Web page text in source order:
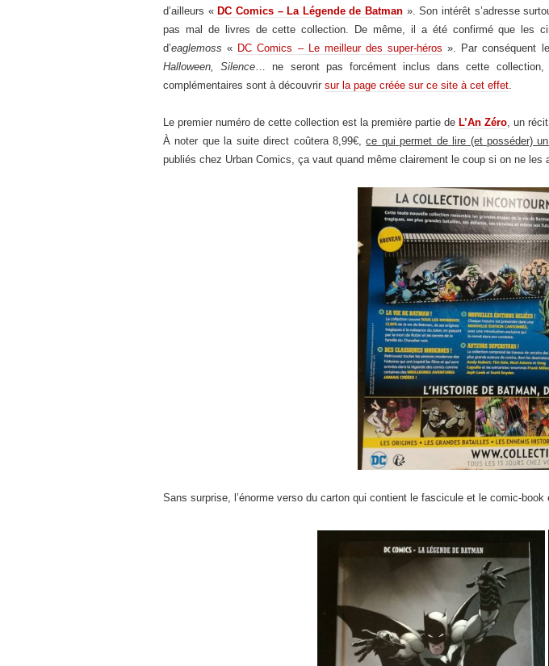
d’ailleurs « DC Comics – La Légende de Batman ». Son intérêt s’adresse
pas mal de livres de cette collection. De même, il a été confirmé que les
d’eaglemoss « DC Comics – Le meilleur des super-héros ». Par conséquent
Halloween, Silence… ne seront pas forcément inclus dans cette
complémentaires sont à découvrir sur la page créée sur ce site à cet effet.
Le premier numéro de cette collection est la première partie de L’An Zéro, un
À noter que la suite direct coûtera 8,99€,ce qui permet de lire (et posséder)
publiés chez Urban Comics, ça vaut quand même clairement le coup si on ne les
Sans surprise, l’énorme verso du carton qui contient le fascicule et le comic-